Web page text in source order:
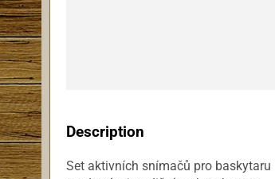
Description
Set aktivních snímačů pro